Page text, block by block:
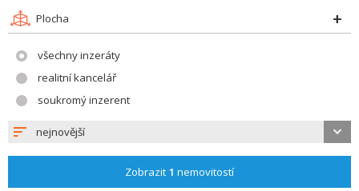
Plocha
všechny inzeráty
realitní kancelář
soukromý inzerent
nejnovější
Zobrazit 1 nemovitostí